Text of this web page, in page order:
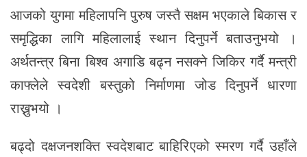
आजको युगमा महिलापनि पुरुष जस्तै सक्षम भएकाले बिकास र
समृद्धिका लागि महिलालाई स्थान दिनुपर्ने बताउनुभयो ।
अर्थतन्त्र बिना बिश्व अगाडि बढ्न नसक्ने जिकिर गर्दै मन्त्री
काफ्लेले स्वदेशी बस्तुको निर्माणमा जोड दिनुपर्ने धारणा
राख्नुभयो ।
बढ्दो दक्षजनशक्ति स्वदेशबाट बाहिरिएको स्मरण गर्दै उहाँले